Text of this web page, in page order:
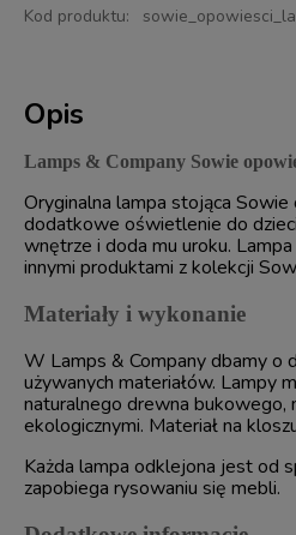
Kod produktu:
Opis
Lamps & Company Sowie
Oryginalna lampa stojąca
dodatkowe oświetlenie do
wnętrze i doda mu uroku.
innymi produktami z kolekcji
Materiały i wykonanie
W Lamps & Company dbamy o
używanych materiałów. Lampy
naturalnego drewna bukowego,
ekologicznymi. Materiał na
Każda lampa odklejona jest od
zapobiega rysowaniu się mebli.